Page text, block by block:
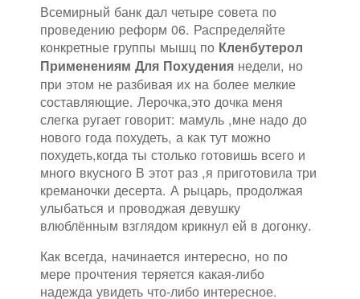
Всемирный банк дал четыре совета по
проведению реформ 06. Распределяйте
конкретные группы мышц по Кленбутерол
Применениям Для Похудения недели, но
при этом не разбивая их на более мелкие
составляющие. Лерочка,это дочка меня
слегка ругает говорит: мамуль ,мне надо до
нового года похудеть, а как тут можно
похудеть,когда ты столько готовишь всего и
много вкусного В этот раз ,я приготовила три
креманочки десерта. А рыцарь, продолжая
улыбаться и проводжая девушку
влюблённым взглядом крикнул ей в догонку.
Как всегда, начинается интересно, но по
мере прочтения теряется какая-либо
надежда увидеть что-либо интересное.